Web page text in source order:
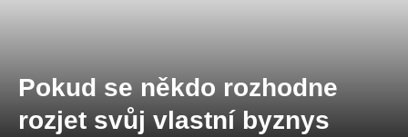
Pokud se někdo rozhodne
rozjet svůj vlastní byznys